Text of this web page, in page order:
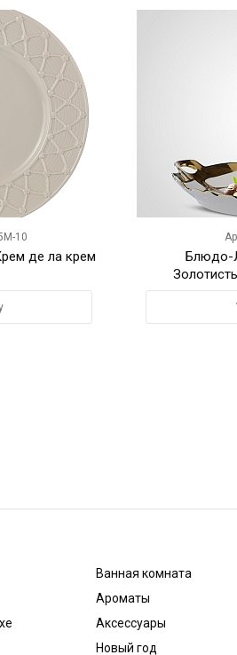
10
де ла крем
Блюдо-
Ванная комната
Ароматы
Аксессуары
Новый год